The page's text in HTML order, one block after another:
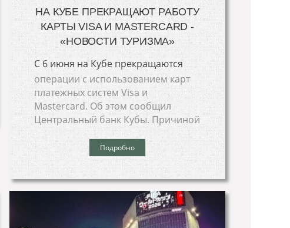
НА КУБЕ ПРЕКРАЩАЮТ РАБОТУ
КАРТЫ VISA И MASTERCARD -
«НОВОСТИ ТУРИЗМА»
С 6 июня на Кубе прекращаются
операции с использованием карт
платежных систем Visa и
Mastercard. Об этом сообщил
Центральный банк Кубы. Причиной
Подробно